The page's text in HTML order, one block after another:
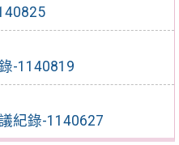
-1140819
紀錄-1140627